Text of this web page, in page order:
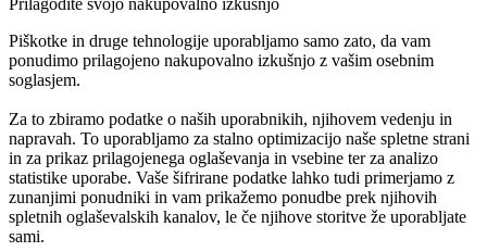
Prilagodite svojo nakupovalno izkušnjo
Piškotke in druge tehnologije uporabljamo samo zato, da vam
ponudimo prilagojeno nakupovalno izkušnjo z vašim osebnim
soglasjem.
Za to zbiramo podatke o naših uporabnikih, njihovem vedenju in
napravah. To uporabljamo za stalno optimizacijo naše spletne strani
in za prikaz prilagojenega oglaševanja in vsebine ter za analizo
statistike uporabe. Vaše šifrirane podatke lahko tudi primerjamo z
zunanjimi ponudniki in vam prikažemo ponudbe prek njihovih
spletnih oglaševalskih kanalov, le če njihove storitve že uporabljate
sami.